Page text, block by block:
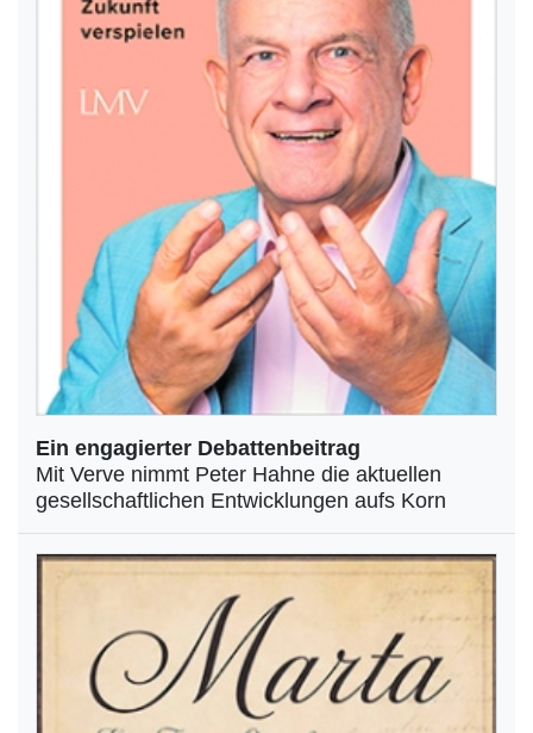
Ein engagierter Debattenbeitrag
Mit Verve nimmt Peter Hahne die aktuellen
gesellschaftlichen Entwicklungen aufs Korn